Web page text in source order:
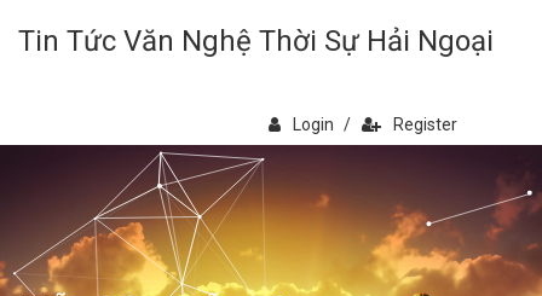
Tin Tức Văn Nghệ Thời Sự Hải Ngoại
Login / Register